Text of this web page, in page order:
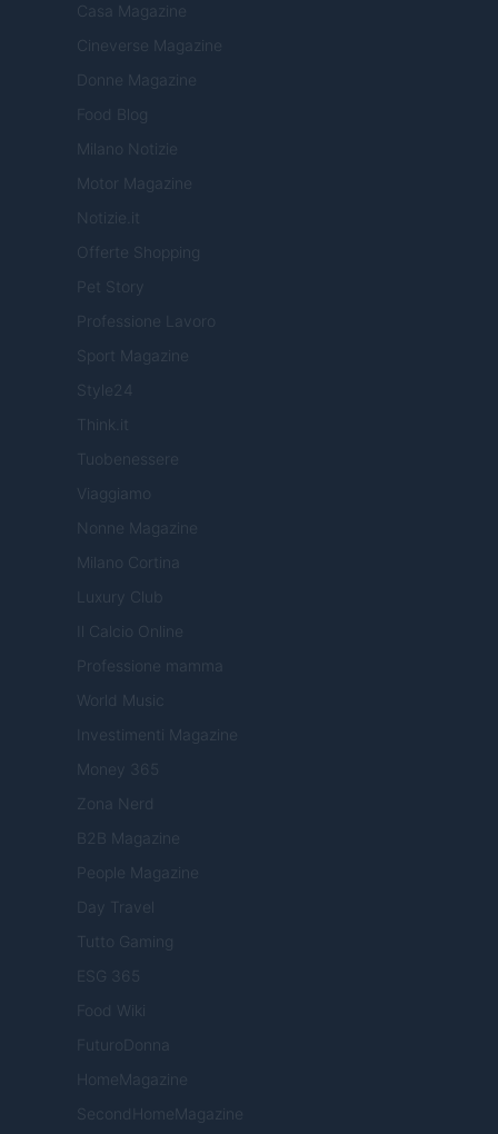
Casa Magazine
Cineverse Magazine
Donne Magazine
Food Blog
Milano Notizie
Motor Magazine
Notizie.it
Offerte Shopping
Pet Story
Professione Lavoro
Sport Magazine
Style24
Think.it
Tuobenessere
Viaggiamo
Nonne Magazine
Milano Cortina
Luxury Club
Il Calcio Online
Professione mamma
World Music
Investimenti Magazine
Money 365
Zona Nerd
B2B Magazine
People Magazine
Day Travel
Tutto Gaming
ESG 365
Food Wiki
FuturoDonna
HomeMagazine
SecondHomeMagazine